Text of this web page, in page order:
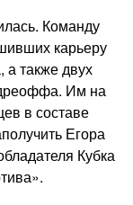
Команду
карьеру
также двух
Им на
в составе
Егора
Кубка